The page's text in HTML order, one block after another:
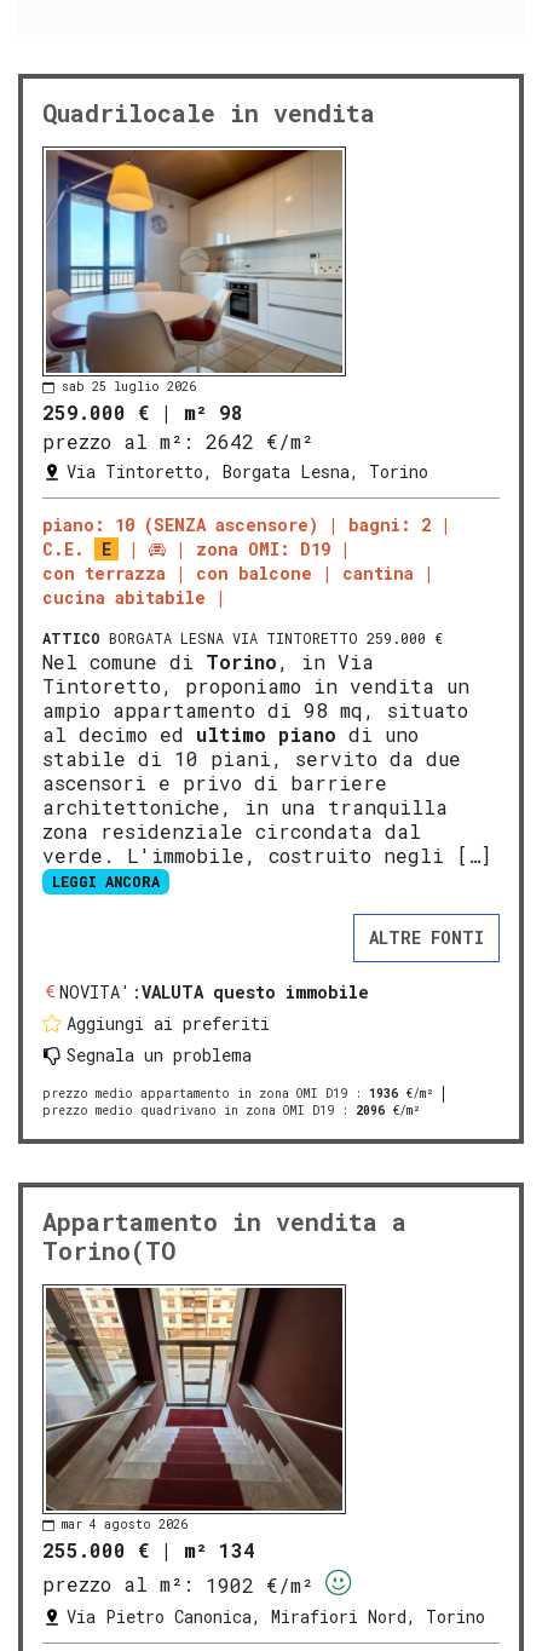
Quadrilocale in vendita
sab 25 luglio 2026
259.000 € | m² 98
prezzo al m²:
2642 €/m²
Via Tintoretto, Borgata Lesna, Torino
piano: 10 (SENZA ascensore)
bagni: 2
C.E.
E
zona OMI: D19
con terrazza
con balcone
cantina
cucina abitabile
ATTICO BORGATA LESNA VIA TINTORETTO 259.000 €
Nel comune di Torino, in Via
Tintoretto, proponiamo in vendita un
ampio appartamento di 98 mq, situato
al decimo ed ultimo piano di uno
stabile di 10 piani, servito da due
ascensori e privo di barriere
architettoniche, in una tranquilla
zona residenziale circondata dal
verde. L'immobile, costruito negli […]
LEGGI ANCORA
ALTRE FONTI
NOVITA':VALUTA questo immobile
Aggiungi ai preferiti
Segnala un problema
prezzo medio appartamento in zona OMI D19 : 1936 €/m²
prezzo medio quadrivano in zona OMI D19 : 2096 €/m²
Appartamento in vendita a
Torino(TO
mar 4 agosto 2026
255.000 € | m² 134
prezzo al m²:
1902 €/m²
Via Pietro Canonica, Mirafiori Nord, Torino